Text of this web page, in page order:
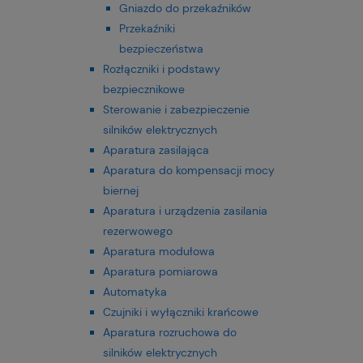
Gniazdo do przekaźników
Przekaźniki
bezpieczeństwa
Rozłączniki i podstawy
bezpiecznikowe
Sterowanie i zabezpieczenie
silników elektrycznych
Aparatura zasilająca
Aparatura do kompensacji mocy
biernej
Aparatura i urządzenia zasilania
rezerwowego
Aparatura modułowa
Aparatura pomiarowa
Automatyka
Czujniki i wyłączniki krańcowe
Aparatura rozruchowa do
silników elektrycznych